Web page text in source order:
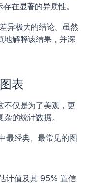
在显著的异质性。
异极大的结论。虽然
地解释该结果，并深
表
不仅是为了美观，更
的统计数据。
最经典、最常见的图
计值及其 95% 置信